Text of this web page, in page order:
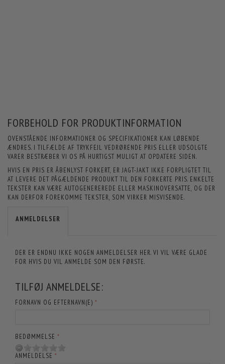
FORBEHOLD FOR PRODUKTINFORMATION
OVENSTÅENDE INFORMATIONER OG SPECIFIKATIONER KAN LØBENDE
ÆNDRES. I TILFÆLDE AF TRYKFEJL VEDRØRENDE PRIS ELLER UDSOLGTE
VARER BESTRÆBER VI OS PÅ HURTIGST MULIGT AT OPDATERE SIDEN.
HVIS EN PRIS ER ÅBENLYST FORKERT, ER JAGT-JAKT IKKE FORPLIGTET TIL
AT LEVERE DET PÅGÆLDENDE PRODUKT TIL DEN FORKERTE PRIS. ENKELTE
TEKSTER KAN VÆRE AUTOGENEREREDE ELLER MASKINOVERSATTE, OG DER
KAN DERFOR FOREKOMME TEKSTER, SOM VIRKER MISVISENDE.
ANMELDELSER
DER ER ENDNU IKKE NOGEN ANMELDELSER HER. VI VIL VÆRE GLADE
FOR HVIS DU VIL ANMELDE SOM DEN FØRSTE.
TILFØJ ANMELDELSE:
FORNAVN OG EFTERNAVN(E)
BEDØMMELSE
ANMELDELSE